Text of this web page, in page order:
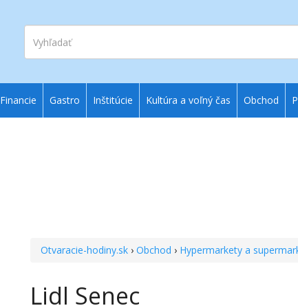
Vyhľadať
Otvaracie-hodiny.sk ›Obchod › Hypermarkety a
Lidl Senec
Financie Gastro Inštitúcie Kultúra a voľný čas Obchod